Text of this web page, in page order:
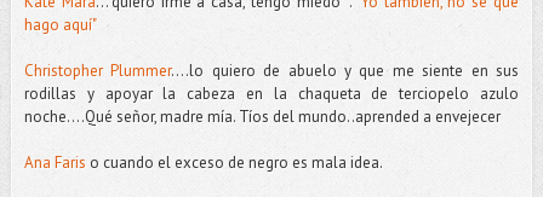
hago aquí"
Christopher Plummer....lo quiero de abuelo y que me siente en sus
rodillas y apoyar la cabeza en la chaqueta de terciopelo azulo
noche....Qué señor, madre mía. Tíos del mundo..aprended a envejecer
Ana Faris o cuando el exceso de negro es mala idea.